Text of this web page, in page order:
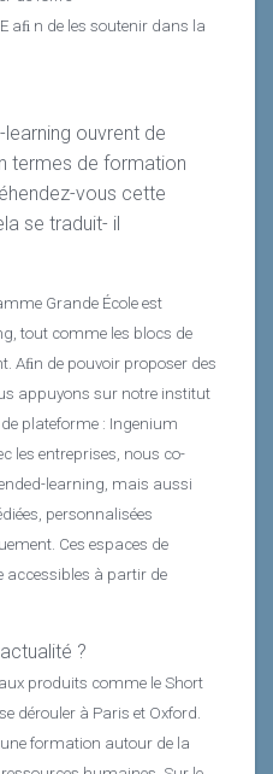
aﬁ n de les soutenir dans la
learning ouvrent de
termes de formation
vous cette
se traduit- il
Grande École est
tout comme les blocs de
Aﬁn de pouvoir proposer des
appuyons sur notre institut
plateforme : Ingenium
les entreprises, nous co-
learning, mais aussi
personnalisées
Ces espaces de
accessibles à partir de
?
produits comme le Short
dérouler à Paris et Oxford.
formation autour de la